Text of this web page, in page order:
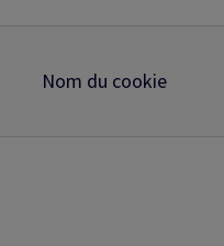
Nom du cookie